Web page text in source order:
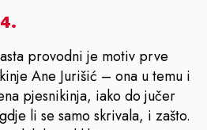
provodni je motiv prve
Ane Jurišić – ona u temu i
pjesnikinja, iako do jučer
li se samo skrivala, i zašto.